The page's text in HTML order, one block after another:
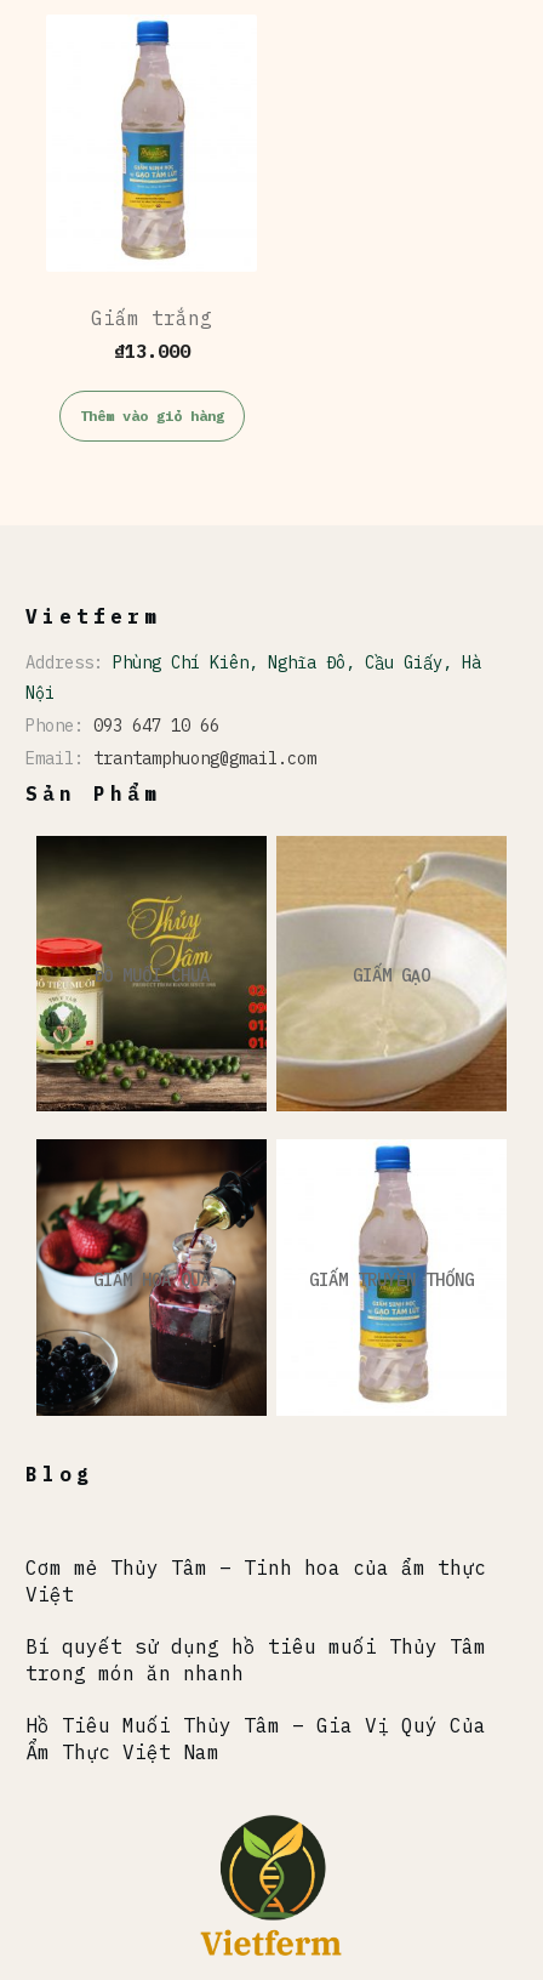
Giấm trắng
₫13.000
Thêm vào giỏ hàng
Vietferm
Address: Phùng Chí Kiên, Nghĩa Đô, Cầu Giấy, Hà
Nội
Phone: 093 647 10 66
Email: trantamphuong@gmail.com
Sản Phẩm
ĐỒ MUỐI CHUA GIẤM GẠO
GIẤM HOA QUẢ GIẤM TRUYỀN THỐNG
Blog
Cơm mẻ Thủy Tâm – Tinh hoa của ẩm thực
Việt
Bí quyết sử dụng hồ tiêu muối Thủy Tâm
trong món ăn nhanh
Hồ Tiêu Muối Thủy Tâm – Gia Vị Quý Của
Ẩm Thực Việt Nam